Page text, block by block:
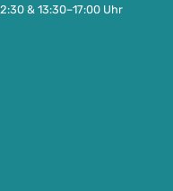
& 13:30–17:00 Uhr